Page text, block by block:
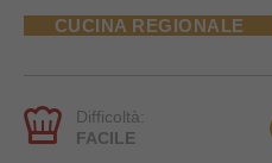
CUCINA REGIONALE
Difficoltà:
FACILE